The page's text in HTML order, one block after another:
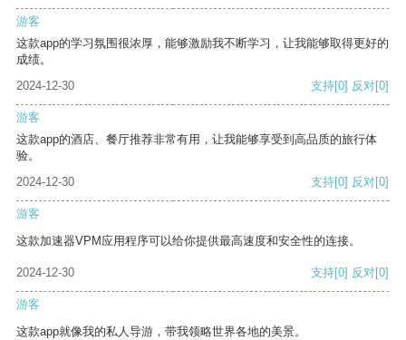
游客
这款app的学习氛围很浓厚，能够激励我不断学习，让我能够取得更好的
成绩。
2024-12-30
支持[0] 反对[0]
游客
这款app的酒店、餐厅推荐非常有用，让我能够享受到高品质的旅行体
验。
2024-12-30
支持[0] 反对[0]
游客
这款加速器VPM应用程序可以给你提供最高速度和安全性的连接。
2024-12-30 支持[0] 反对[0]
游客
这款app就像我的私人导游，带我领略世界各地的美景。